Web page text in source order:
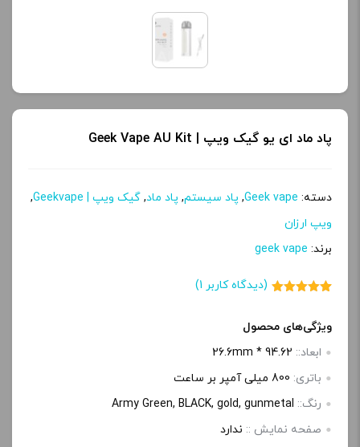
ک
پ
ی
قیمت: 13 ساعت پیش
تمامی قیمت ها بروز
هستند.
+ پاد ماد ای یو گیک ویپ | Geek Vape AU Kit
دسته: Geek vape
, پاد سیستم, پاد ماد, گیک ویپ | Geekvape
,
ویپ ارزان
برند: geek vape
مشتری
(دیدگاه کاربر 1
)
ویژگی‌های محصول
ابعاد:: 94.62 * 26.6mm
باتری: 800 میلی آمپر بر ساعت
رنگ:: Army Green, BLACK, gold, gunmetal
صفحه‌ نمایش :: ندارد